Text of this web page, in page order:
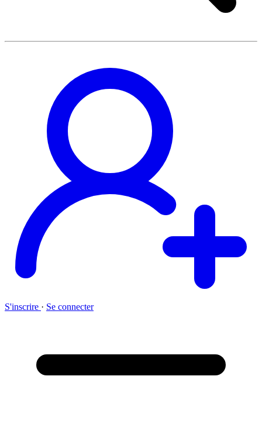
S'inscrire · Se connecter